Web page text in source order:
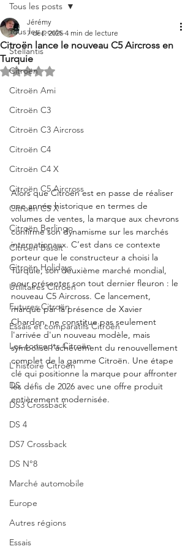
Tous les posts
Stellantis
Citroën
Citroën Ami
Citroën C3
Citroën C3 Aircross
Citroën C4
Citroën C4 X
Citroën C5 Aircross
Citroën C5 X
Citroën Berlingo
Citroën Basalt
Citroën Holidays
Utilitaires Citroën
Futures Citroën
Essais et comparatifs Citroën
Les concepts Citroën
L'histoire Citroën
DS
DS3 Crossback
DS 4
DS7 Crossback
DS N°8
Marché automobile
Europe
Autres régions
Essais
Tous les posts
Citroën lance le nouveau C5 Aircross en
Turquie
Jérémy
7 déc. 2025 4 min de lecture
Noté NaN étoiles sur 5.
Alors que Citroën est en passe de réaliser
une année historique en termes de
volumes de ventes, la marque aux chevrons
confirme son dynamisme sur les marchés
internationaux. C’est dans ce contexte
porteur que le constructeur a choisi la
Turquie, son deuxième marché mondial,
pour présenter son tout dernier fleuron : le
nouveau C5 Aircross. Ce lancement,
marqué par la présence de Xavier
Chardon, ne constitue pas seulement
l'arrivée d'un nouveau modèle, mais
symbolise l'achèvement du renouvellement
complet de la gamme Citroën. Une étape
clé qui positionne la marque pour affronter
les défis de 2026 avec une offre produit
entièrement modernisée.